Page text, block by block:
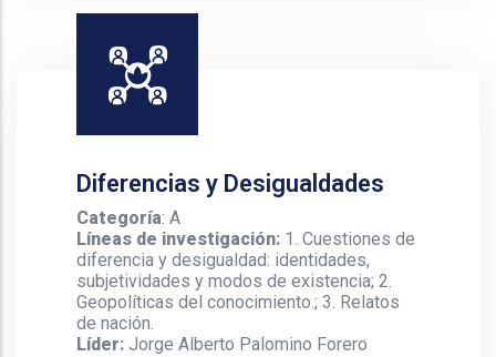
Diferencias y Desigualdades
Categoría: A
Líneas de investigación: 1. Cuestiones de
diferencia y desigualdad: identidades,
subjetividades y modos de existencia; 2.
Geopolíticas del conocimiento.; 3. Relatos
de nación.
Líder: Jorge Alberto Palomino Forero